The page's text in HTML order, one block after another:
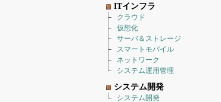
ITインフラ
クラウド
仮想化
サーバ＆ストレージ
スマートモバイル
ネットワーク
システム運用管理
システム開発
システム開発